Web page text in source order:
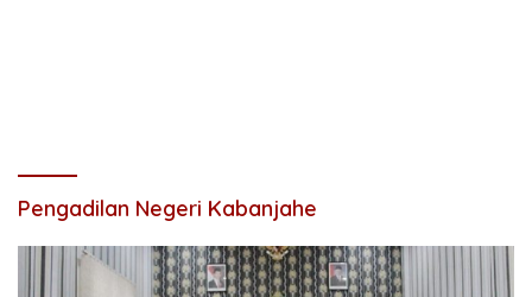
Pengadilan Negeri Kabanjahe